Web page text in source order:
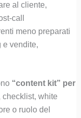
al cliente,
call
meno preparati
e vendite,
“content kit” per
checklist, white
o ruolo del